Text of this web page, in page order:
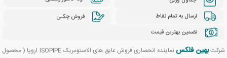
ارسال به تمام نقاط
فروش چکـی
تضمین بهترین قیمت
شرکتبهین فلکس
نماینده انحصاری فروش عایق های الاستومریک ISOPIPE اروپا ( محصول